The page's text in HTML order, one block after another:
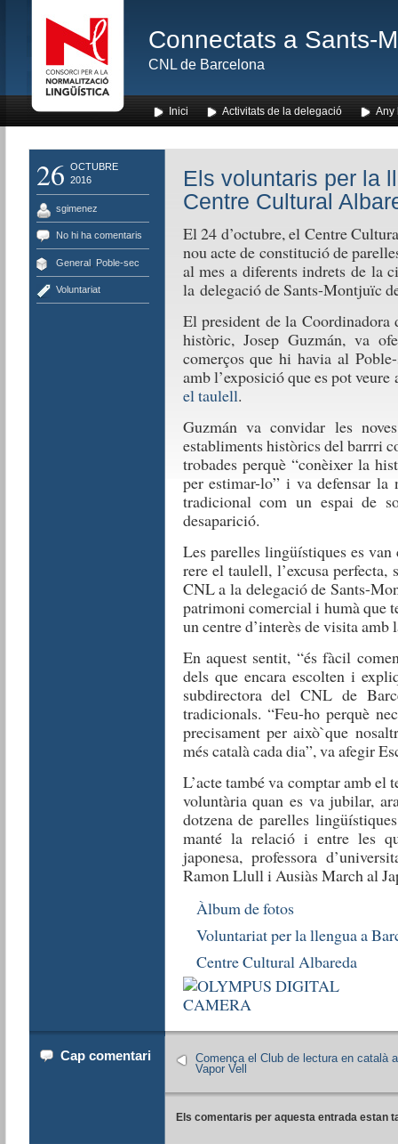
Connectats a Sants-
CNL de Barcelona
Inici Activitats de la delegació Any
26 OCTUBRE
2016
sgimenez
No hi ha comentaris
General, Poble-sec
Voluntariat
Els voluntaris per la
Centre Cultural
El 24 d’octubre, el Centre
nou acte de constitució de
al mes a diferents indrets de la
la delegació de Sants-Montjuïc
El president de la Coordinadora
històric, Josep Guzmán, va
comerços que hi havia al
amb l’exposició que es pot
el taulell.
Guzmán va convidar les
establiments històrics del barrri
trobades perquè “conèixer la
per estimar-lo” i va defensar la
tradicional com un espai de
desaparició.
Les parelles lingüístiques es
rere el taulell, l’excusa
CNL a la delegació de Sants-
patrimoni comercial i humà que
un centre d’interès de visita
En aquest sentit, “és fàcil
dels que encara escolten i
subdirectora del CNL de
tradicionals. “Feu-ho perquè
precisament per això`que
més català cada dia”, va afegir
L’acte també va comptar amb el
voluntària quan es va jubilar,
dotzena de parelles
manté la relació i entre les
japonesa, professora
Ramon Llull i Ausiàs March al
Àlbum de fotos
Voluntariat per la llengua a
Centre Cultural Albareda
Cap comentari
Comença el Club de lectura en català
Vapor Vell
Els comentaris per aquesta entrada estan